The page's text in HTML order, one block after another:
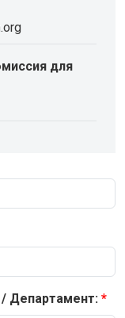
для
Департамент: